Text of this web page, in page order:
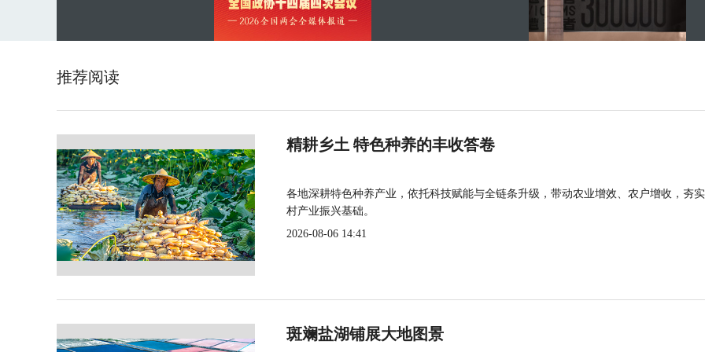
推荐阅读
精耕乡土 特色种养的丰收答卷
各地深耕特色种养产业，依托科技赋能与全链条升级，带动农业增效、农户增收，夯
村产业振兴基础。
2026-08-06 14:41
斑斓盐湖铺展大地图景